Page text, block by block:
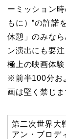
ーミッション
もに）”の許諾
休憩」のみな
ン演出にも要
極上の映画体験
※前半100分お
画は堅く禁じま
第二次世界大
アン・ブロデ